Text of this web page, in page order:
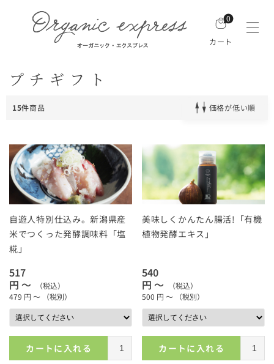
0
カート
プチギフト
15件商品 価格が低い順
自遊人特別仕込み。新潟県産
米でつくった発酵調味料「塩
糀」
517
円 ～
（税込）
479 円 ～ （税別）
カートに入れる
美味しくかんたん腸活!「有機
植物発酵エキス」
540
円 ～
（税込）
500 円 ～ （税別）
カートに入れる